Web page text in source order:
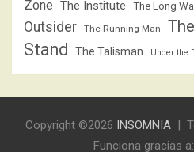
Zone The Institute The Long
Outsider
The Running Man
Stand
The Talisman Under the
Copyright ©2026 INSOMNIA
Funciona gracias a: